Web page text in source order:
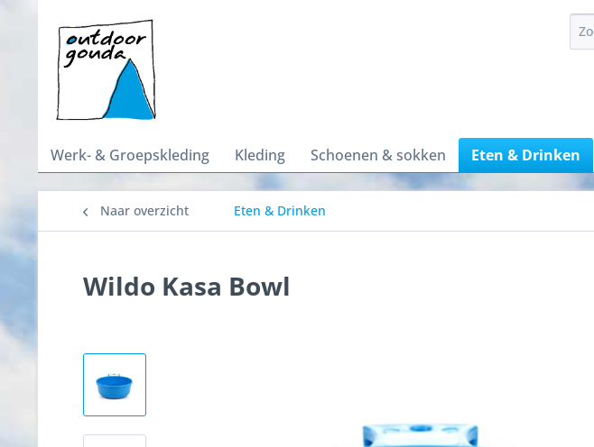
Werk- & Groepskleding Kleding Schoenen & sokken Eten & Drinken
Naar overzicht Eten & Drinken
Wildo Kasa Bowl